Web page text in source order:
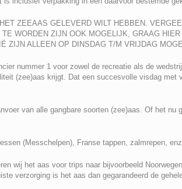
ZEEAAS GELEVERD WILT HEBBEN.
WORDEN ZIJN OOK MOGELIJK, GRAAG
ZIJN ALLEEN OP DINSDAG T/M VRIJDAG
nummer 1 voor zowel de recreatie als de
(zee)aas krijgt. Dat een succesvolle visdag
van alle gangbare soorten (zee)aas. Of het
(Messchelpen), Franse tappen, zalmrepen,
wij het aas voor trips naar bijvoorbeeld
verzorging is het aas dan gegarandeerd de